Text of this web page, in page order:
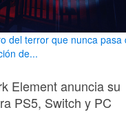
del terror que nunca pasa
de...
Element anuncia su
PS5, Switch y PC